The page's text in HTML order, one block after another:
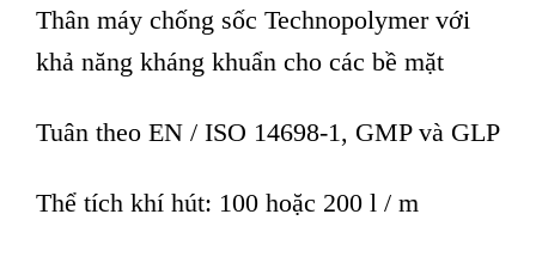
Thân máy chống sốc Technopolymer với
khả năng kháng khuẩn cho các bề mặt
Tuân theo EN / ISO 14698-1, GMP và GLP
Thể tích khí hút: 100 hoặc 200 l / m